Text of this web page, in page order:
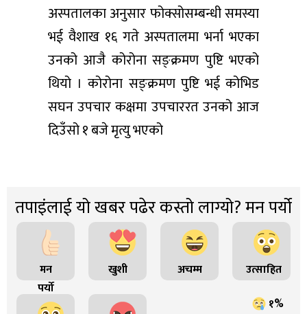
अस्पतालका अनुसार फोक्सोसम्बन्धी समस्या
भई वैशाख १६ गते अस्पतालमा भर्ना भएका
उनको आजै कोरोना सङ्क्रमण पुष्टि भएको
थियो । कोरोना सङ्क्रमण पुष्टि भई कोभिड
सघन उपचार कक्षमा उपचाररत उनको आज
दिउँसो १ बजे मृत्यु भएको
तपाइंलाई यो खबर पढेर कस्तो लाग्यो? मन पर्यो
मन
पर्यो
खुशी अचम्म उत्साहित
१%